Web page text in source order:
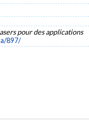
pour des applications
897/